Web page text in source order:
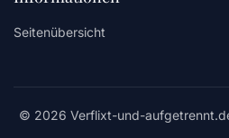
Seitenübersicht
© 2026 Verflixt-und-